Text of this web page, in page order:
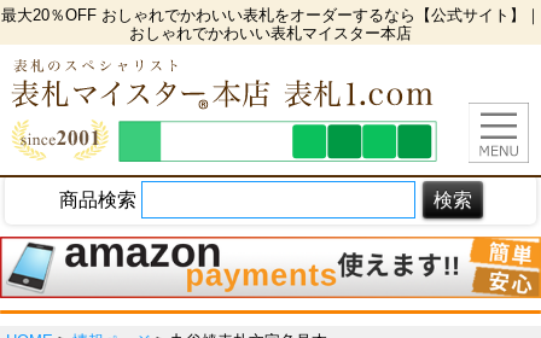
最大20％OFF おしゃれでかわいい表札をオーダーするなら【公式サイト】｜
おしゃれでかわいい表札マイスター本店
商品検索